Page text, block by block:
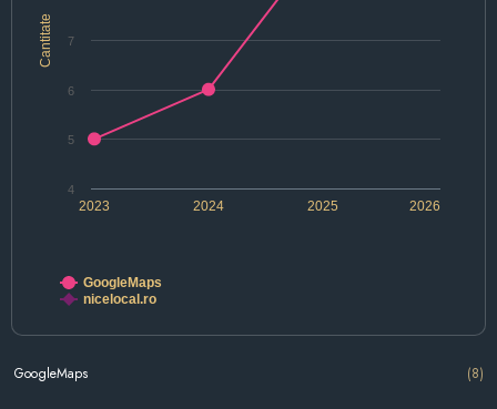
Cantitate
2024 2026
2023 2025
4
5
6
7
GoogleMaps
nicelocal.ro
GoogleMaps (8)